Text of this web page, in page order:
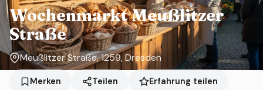
Wochenmarkt Meußlitzer
Straße
Meußlitzer Straße, 1259, Dresden
Merken Teilen Erfahrung teilen